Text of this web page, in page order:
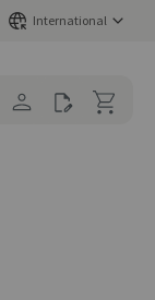
International